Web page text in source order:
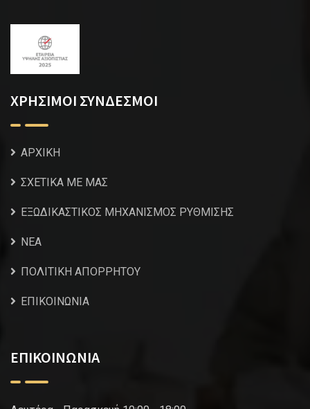
ΧΡΗΣΙΜΟΙ ΣΥΝΔΕΣΜΟΙ
ΑΡΧΙΚΗ
ΣΧΕΤΙΚΑ ΜΕ ΜΑΣ
ΕΞΩΔΙΚΑΣΤΙΚΟΣ ΜΗΧΑΝΙΣΜΟΣ ΡΥΘΜΙΣΗΣ
NEA
ΠΟΛΙΤΙΚΗ ΑΠΟΡΡΗΤΟΥ
ΕΠΙΚΟΙΝΩΝΙΑ
ΕΠΙΚΟΙΝΩΝΙΑ